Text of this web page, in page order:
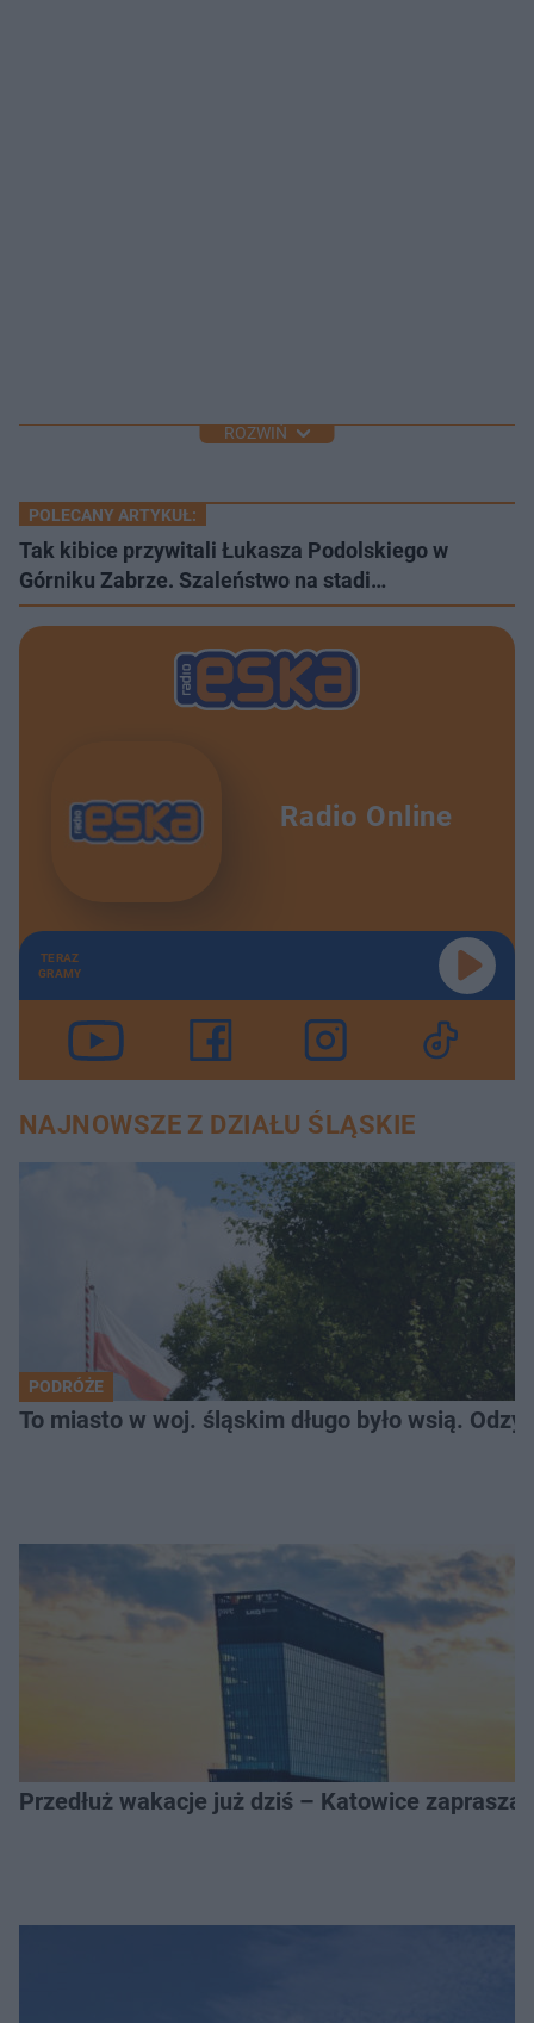
ROZWIŃ
POLECANY ARTYKUŁ:
Tak kibice przywitali Łukasza Podolskiego w
Górniku Zabrze. Szaleństwo na stadi…
Radio Online
TERAZ
GRAMY
NAJNOWSZE Z DZIAŁU ŚLĄSKIE
PODRÓŻE
To miasto w woj. śląskim długo było wsią.
Przedłuż wakacje już dziś – Katowice